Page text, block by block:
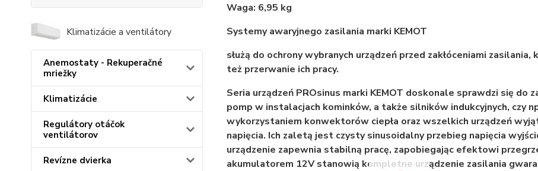
Klimatizácie a ventilátory
Anemostaty - Rekuperačné
mriežky
Klimatizácie
Regulátory otáčok
ventilátorov
Revízne dvierka
Waga: 6,95 kg
Systemy awaryjnego zasilania marki KEMOT
służą do ochrony wybranych urządzeń przed zakłóceniami
też przerwanie ich pracy.
Seria urządzeń PROsinus marki KEMOT doskonale sprawdzi się
pomp w instalacjach kominków, a także silników indukcyjnych, czy
wykorzystaniem konwektorów ciepła oraz wszelkich urządzeń
napięcia. Ich zaletą jest czysty sinusoidalny przebieg napięcia
urządzenie zapewnia stabilną pracę, zapobiegając efektowi
akumulatorem 12V stanowią kompletne urządzenie zasilania